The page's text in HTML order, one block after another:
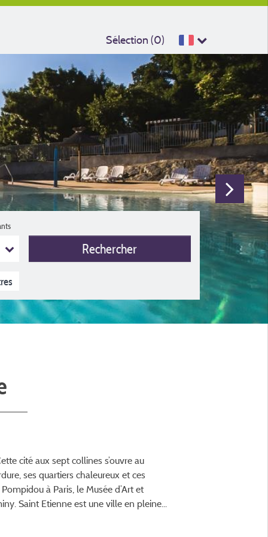
Sélection (0)
Rechercher
cité aux sept collines s’ouvre au
ses quartiers chaleureux et ces
à Paris, le Musée d’Art et
Saint Etienne est une ville en pleine...